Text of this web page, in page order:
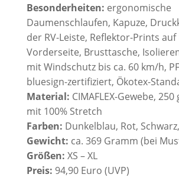
Besonderheiten: ergonomische
Daumenschlaufen, Kapuze,
der RV-Leiste, Reflektor-Prints auf
Vorderseite, Brusttasche,
mitWindschutz bis ca. 60 km/h,
bluesign-zertifiziert, Ökotex-
Material: CIMAFLEX-Gewebe, 250
mit 100% Stretch
Farben: Dunkelblau, Rot,
Gewicht: ca. 369 Gramm (bei
Größen: XS – XL
Preis: 94,90 Euro (UVP)